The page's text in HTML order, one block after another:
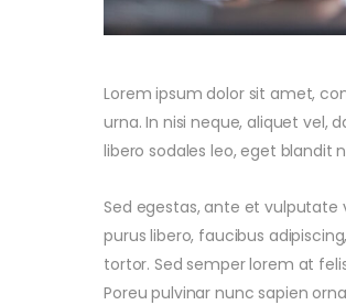
Lorem ipsum dolor sit amet,
urna. In nisi neque, aliquet vel,
libero sodales leo, eget blandit
Sed egestas, ante et vulputate
purus libero, faucibus
tortor. Sed semper lorem at
Poreu pulvinar nunc sapien